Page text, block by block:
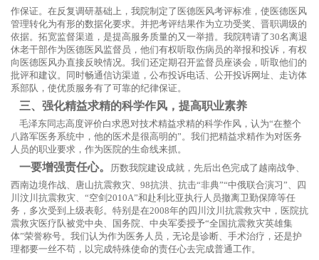
作保证。在反复调研基础上，我院制定了医德医风考评标准，使医德医风
管理转化为有形的数据化要求。并把考评结果作为立功受奖、晋职调级的
依据。拓宽监督渠道，是提高服务质量的又一举措。我院聘请了30名离退
休老干部作为医德医风监督员，他们有权听取伤病员的举报和投诉，有权
向医德医风办直接反映情况。我们还定期召开监督员座谈会，听取他们的
批评和建议。同时畅通信访渠道，公布投诉电话、公开投诉网址、走访体
系部队，使优质服务有了可靠的纪律保证。
三、强化精益求精的科学作风，提高职业素养
毛泽东同志高度评价白求恩对技术精益求精的科学作风，认为“在整个
八路军医务系统中，他的医术是很高明的”。我们把精益求精作为对医务
人员的职业要求，作为医院的生命线来抓。
一要增强责任心。
历数我院建设成就，先后出色完成了越南战争、
西南边境作战、唐山抗震救灾、98抗洪、抗击“非典”“中俄联合演习”、四
川汶川抗震救灾、“空剑2010A”和赴利比亚执行人员撤离卫勤保障等任
务，多次受到上级表彰。特别是在2008年的四川汶川抗震救灾中，医院抗
震救灾医疗队被党中央、国务院、中央军委授予“全国抗震救灾英雄集
体”荣誉称号。我们认为作为医务人员，无论是诊断、手术治疗，还是护
理都要一丝不苟，以完成特殊使命的责任心去完成普通工作。